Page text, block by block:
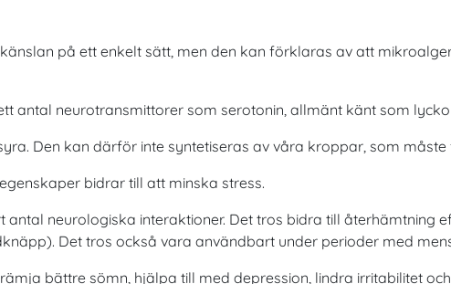
på ett enkelt sätt, men den kan förklaras av att
antal neurotransmittorer som serotonin, allmänt känt som
Den kan därför inte syntetiseras av våra kroppar, som måste
bidrar till att minska stress.
neurologiska interaktioner. Det tros bidra till återhämtning
Det tros också vara användbart under perioder med
bättre sömn, hjälpa till med depression, lindra irritabilitet